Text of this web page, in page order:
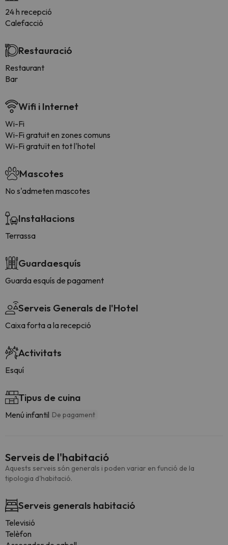
24 h recepció
Calefacció
Restauració
Restaurant
Bar
Wifi i Internet
Wi-Fi
Wi-Fi gratuit en zones comuns
Wi-Fi gratuït en tot l'hotel
Mascotes
No s'admeten mascotes
Instal·lacions
Terrassa
Guardaesquís
Guarda esquís de pagament
Serveis Generals de l'Hotel
Caixa forta a la recepció
Activitats
Esquí
Tipus de cuina
Menú infantil De pagament
Serveis de l'habitació
Aquests serveis són generals i poden variar en funció de la
tipologia d'habitació.
Serveis generals habitació
Televisió
Telèfon